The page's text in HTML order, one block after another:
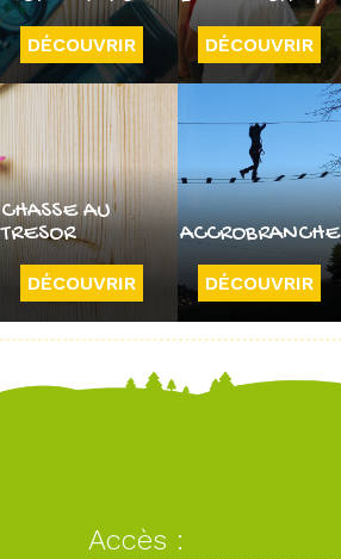
DÉCOUVRIR DÉCOUVRIR
CHASSE AU
TRESOR
DÉCOUVRIR
ACCROBRANCHE
DÉCOUVRIR
Accès :